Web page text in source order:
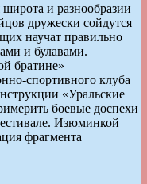
широта и разнообразии
дружески сойдутся
научат правильно
и булавами.
братине»
спортивного клуба
«Уральские
боевые доспехи
Изюминкой
фрагмента